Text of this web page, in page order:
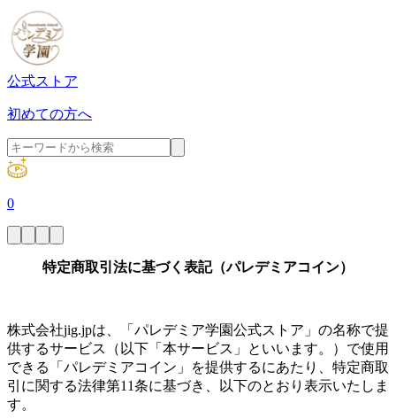
公式ストア
初めての方へ
0
特定商取引法に基づく表記（パレデミアコイン）
株式会社jig.jpは、「パレデミア学園公式ストア」の名称で提
供するサービス（以下「本サービス」といいます。）で使用
できる「パレデミアコイン」を提供するにあたり、特定商取
引に関する法律第11条に基づき、以下のとおり表示いたしま
す。